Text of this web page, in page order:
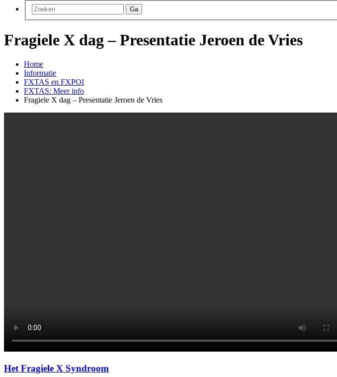
Ga
Fragiele X dag – Presentatie Jeroen de Vries
Home
Informatie
FXTAS en FXPOI
FXTAS: Meer info
Fragiele X dag – Presentatie Jeroen de Vries
Het Fragiele X Syndroom